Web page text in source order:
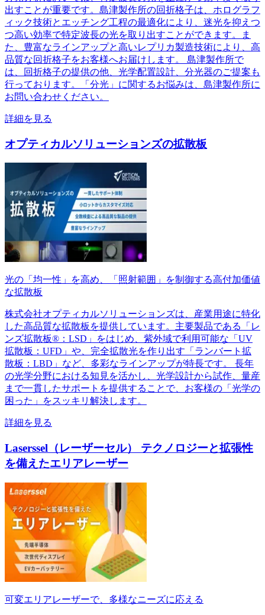
出すことが重要です。島津製作所の回折格子は、ホログラフ
ィック技術とエッチング工程の最適化により、迷光を抑えつ
つ高い効率で特定波長の光を取り出すことができます。ま
た、豊富なラインアップと高いレプリカ製造技術により、高
品質な回折格子をお客様へお届けします。 島津製作所で
は、回折格子の提供の他、光学配置設計、分光器のご提案も
行っております。「分光」に関するお悩みは、島津製作所に
お問い合わせください。
詳細を見る
オプティカルソリューションズの拡散板
光の「均一性」を高め、「照射範囲」を制御する高付加価値
な拡散板
株式会社オプティカルソリューションズは、産業用途に特化
した高品質な拡散板を提供しています。主要製品である「レ
ンズ拡散板®：LSD」をはじめ、紫外域で利用可能な「UV
拡散板：UFD」や、完全拡散光を作り出す「ランバート拡
散板：LBD」など、多彩なラインアップが特長です。 長年
の光学分野における知見を活かし、光学設計から試作、量産
まで一貫したサポートを提供することで、お客様の「光学の
困った」をスッキリ解決します。
詳細を見る
Laserssel（レーザーセル） テクノロジーと拡張性
を備えたエリアレーザー
可変エリアレーザーで、多様なニーズに応える